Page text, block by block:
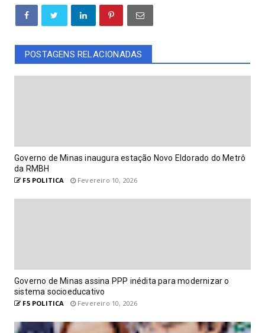
POSTAGENS RELACIONADAS
Governo de Minas inaugura estação Novo Eldorado do Metrô
da RMBH
F5 POLITICA Fevereiro 10, 2026
Governo de Minas assina PPP inédita para modernizar o
sistema socioeducativo
F5 POLITICA Fevereiro 10, 2026